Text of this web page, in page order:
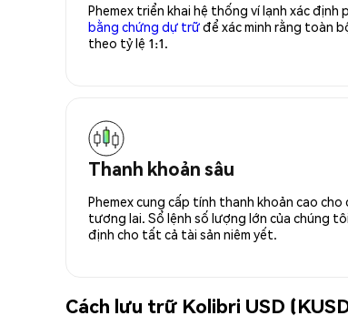
Phemex triển khai hệ thống ví lạnh xác
bằng chứng dự trữđể xác minh rằng toàn
theo tỷ lệ 1:1.
Thanh khoản sâu
Phemex cung cấp tính thanh khoản cao
tương lai. Sổ lệnh số lượng lớn của chúng
định cho tất cả tài sản niêm yết.
Cách lưu trữ Kolibri USD